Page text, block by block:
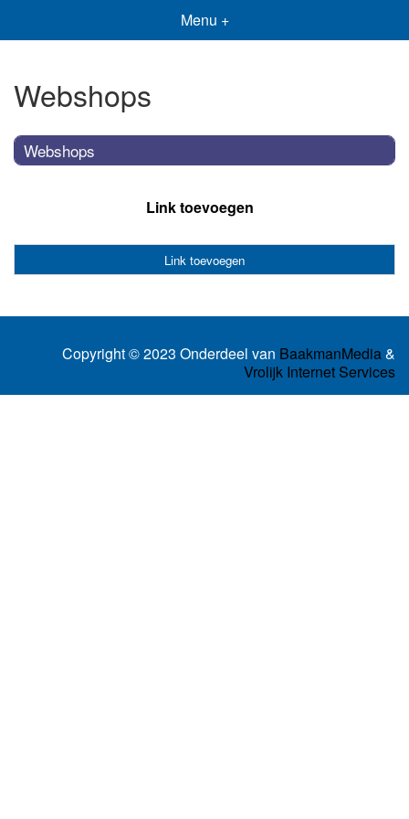
Menu +
Webshops
Webshops
Link toevoegen
Link toevoegen
Copyright © 2023 Onderdeel van BaakmanMedia&
Vrolijk Internet Services